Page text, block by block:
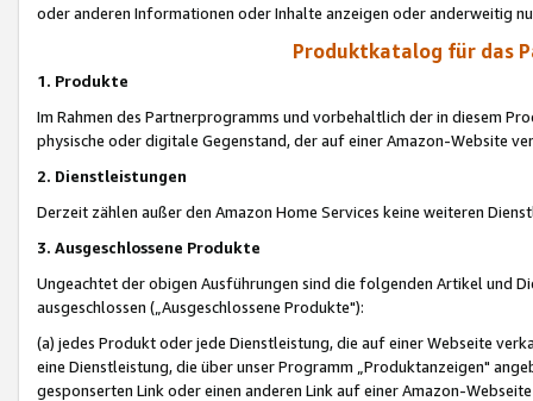
oder anderen Informationen oder Inhalte anzeigen oder anderweitig
Produktkatalog für das
1. Produkte
Im Rahmen des Partnerprogramms und vorbehaltlich der in diesem
physische oder digitale Gegenstand, der auf einer Amazon-Website
2. Dienstleistungen
Derzeit zählen außer den Amazon Home Services keine weiteren
3. Ausgeschlossene Produkte
Ungeachtet der obigen Ausführungen sind die folgenden Artikel und
ausgeschlossen („Ausgeschlossene Produkte"):
(a) jedes Produkt oder jede Dienstleistung, die auf einer Webseite
eine Dienstleistung, die über unser Programm „Produktanzeigen"
gesponserten Link oder einen anderen Link auf einer Amazon-